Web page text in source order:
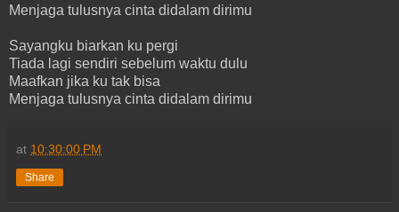
Menjaga tulusnya cinta didalam dirimu
Sayangku biarkan ku pergi
Tiada lagi sendiri sebelum waktu dulu
Maafkan jika ku tak bisa
Menjaga tulusnya cinta didalam dirimu
at 10:30:00 PM
Share